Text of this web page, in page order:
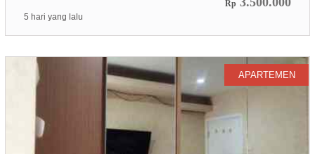
Rp
5 hari yang lalu
APARTEMEN